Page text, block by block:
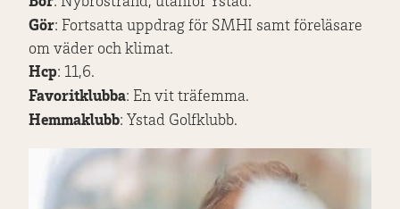
Gör: Fortsatta uppdrag för SMHI samt föreläsare
om väder och klimat.
Hcp: 11,6.
Favoritklubba: En vit träfemma.
Hemmaklubb: Ystad Golfklubb.